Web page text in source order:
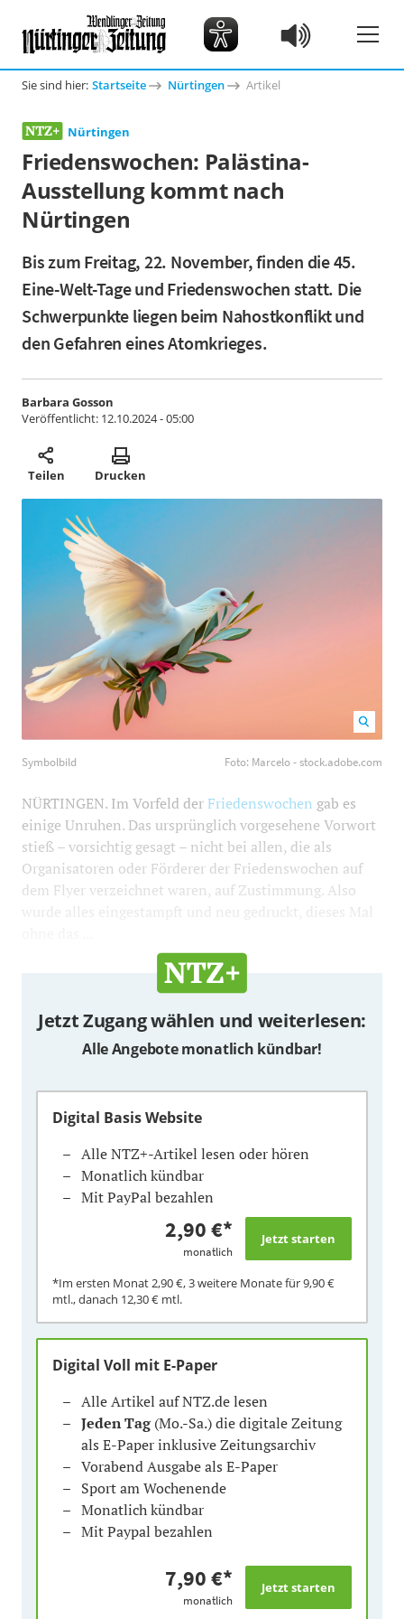
Sie sind hier: Startseite Nürtingen Artikel
Nürtingen
Friedenswochen: Palästina-
Ausstellung kommt nach
Nürtingen
Bis zum Freitag, 22. November, finden die 45.
Eine-Welt-Tage und Friedenswochen statt. Die
Schwerpunkte liegen beim Nahostkonflikt und
den Gefahren eines Atomkrieges.
Barbara Gosson
Veröffentlicht: 12.10.2024 - 05:00
Teilen Drucken
Symbolbild Foto: Marcelo - stock.adobe.com
NÜRTINGEN. Im Vorfeld derFriedenswochen gab es
einige Unruhen. Das ursprünglich vorgesehene Vorwort
stieß – vorsichtig gesagt – nicht bei allen, die als
Organisatoren oder Förderer der Friedenswochen auf
dem Flyer verzeichnet waren, auf Zustimmung. Also
wurde alles eingestampft und neu gedruckt, dieses Mal
Jetzt Zugang wählen und weiterlesen:
Alle Angebote monatlich kündbar!
Digital Basis Website
Alle NTZ+-Artikel lesen oder hören
Monatlich kündbar
Mit PayPal bezahlen
2,90 €*
monatlich
*Im ersten Monat2,90 €, 3 weitere Monate für9,90 €
mtl., danach 12,30 € mtl.
Digital Voll mit E-Paper
Alle Artikel auf NTZ.de lesen
Jeden Tag(Mo.-Sa.) die digitale Zeitung
als E-Paper inklusive Zeitungsarchiv
Vorabend Ausgabe als E-Paper
Sport am Wochenende
Monatlich kündbar
Mit Paypal bezahlen
7,90 €*
monatlich